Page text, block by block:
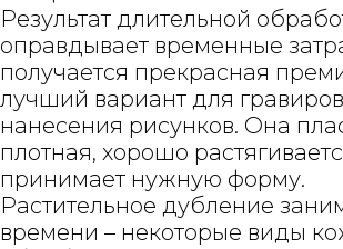
Результат длительной
оправдывает временные
получается прекрасная
лучший вариант для
нанесения рисунков. Она
плотная, хорошо
принимает нужную форму.
Растительное дубление
времени – некоторые виды